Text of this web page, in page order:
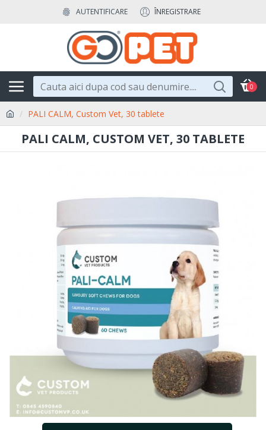
AUTENTIFICARE ÎNREGISTRARE
0
PALI CALM, Custom Vet, 30 tablete
PALI CALM, CUSTOM VET, 30 TABLETE